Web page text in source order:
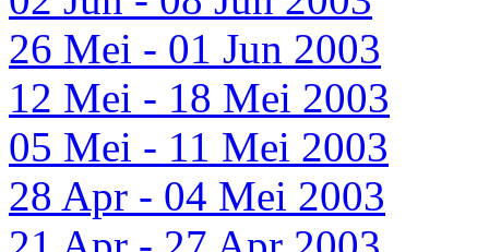
26 Mei - 01 Jun 2003
12 Mei - 18 Mei 2003
05 Mei - 11 Mei 2003
28 Apr - 04 Mei 2003